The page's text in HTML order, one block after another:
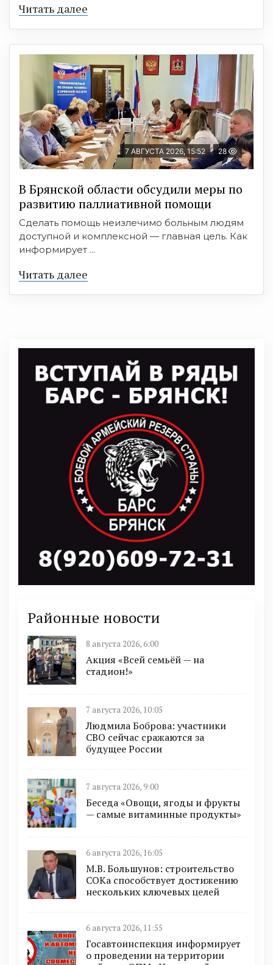
Читать далее
7 АВГУСТА 2026, 15:52 28
В Брянской области обсудили меры по
развитию паллиативной помощи
Сделать помощь неизлечимо больным людям
доступной и комплексной — главная цель. Как
информирует ...
Читать далее
Районные новости
8 августа 2026, 6:00
Акция «Всей семьёй — на
стадион!»
7 августа 2026, 10:05
Людмила Боброва: участники
СВО сейчас сражаются за
будущее России
7 августа 2026, 9:00
Беседа «Овощи, ягоды и фрукты
— самые витаминные продукты»
6 августа 2026, 16:05
М.В. Большунов: строительство
СОКа способствует достижению
нескольких ключевых целей
6 августа 2026, 11:55
Госавтоинспекция информирует
о проведении на территории